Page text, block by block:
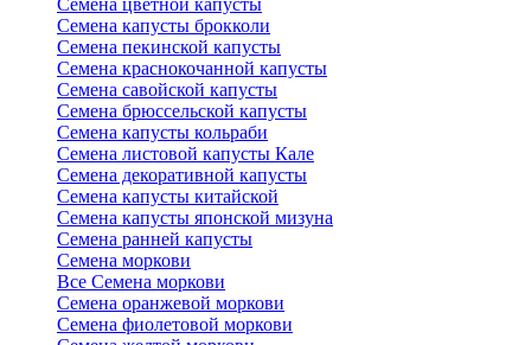
Семена цветной капусты
Семена капусты брокколи
Семена пекинской капусты
Семена краснокочанной капусты
Семена савойской капусты
Семена брюссельской капусты
Семена капусты кольраби
Семена листовой капусты Кале
Семена декоративной капусты
Семена капусты китайской
Семена капусты японской мизуна
Семена ранней капусты
Семена моркови
Все Семена моркови
Семена оранжевой моркови
Семена фиолетовой моркови